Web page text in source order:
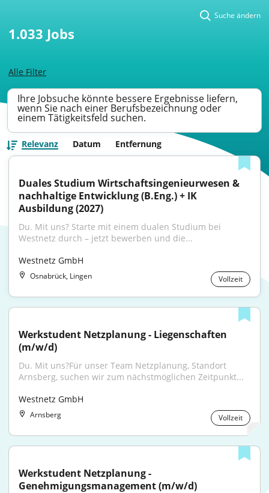
Alle Filter
Suche ändern
1.033 Jobs
Ihre Jobsuche könnte bessere Ergebnisse liefern,
wenn Sie nach einer Berufsbezeichnung oder
einem Tätigkeitsfeld suchen.
Relevanz Datum Entfernung
Duales Studium Wirtschaftsingenieurwesen &
nachhaltige Entwicklung (B.Eng.) + IK
Ausbildung (2027)
Du. Mit uns? Starte mit einem dualen Studium bei
Westnetz durch – jetzt bewerben und die...
Westnetz GmbH
Osnabrück, Lingen Vollzeit
Werkstudent Netzplanung - Liegenschaften
(m/w/d)
Du. Mit uns?Für unser Team Netzplanung, Standort
Arnsberg, suchen wir zum nächstmöglichen Zeitpunkt...
Westnetz GmbH
Arnsberg Vollzeit
Werkstudent Netzplanung -
Genehmigungsmanagement (m/w/d)